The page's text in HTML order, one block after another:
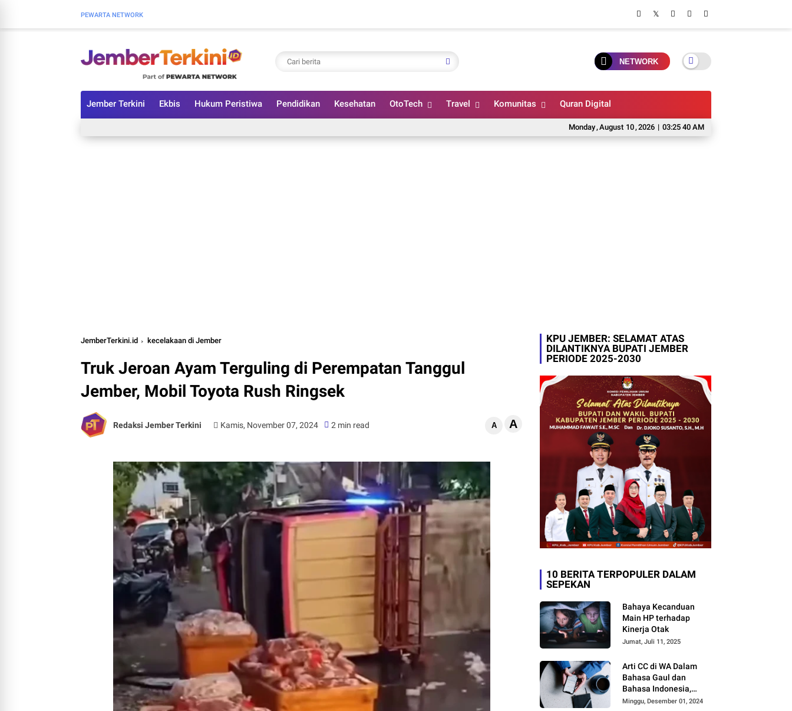
PEWARTA NETWORK
NETWORK
Jember Terkini Ekbis Hukum Peristiwa Pendidikan Kesehatan OtoTech Travel Komunitas Quran Digital
Monday,August 10,2026 | 03:25 41 AM
JemberTerkini.id kecelakaan di Jember
Truk Jeroan Ayam Terguling di Perempatan Tanggul
Jember, Mobil Toyota Rush Ringsek
Redaksi Jember Terkini Kamis, November 07, 2024 2 min read A A
KPU JEMBER: SELAMAT ATAS
DILANTIKNYA BUPATI JEMBER
PERIODE 2025-2030
10 BERITA TERPOPULER DALAM
SEPEKAN
Bahaya Kecanduan
Main HP terhadap
Kinerja Otak
Jumat, Juli 11, 2025
Arti CC di WA Dalam
Bahasa Gaul dan
Bahasa Indonesia,
Sering Dipakai tapi
Minggu, Desember 01, 2024